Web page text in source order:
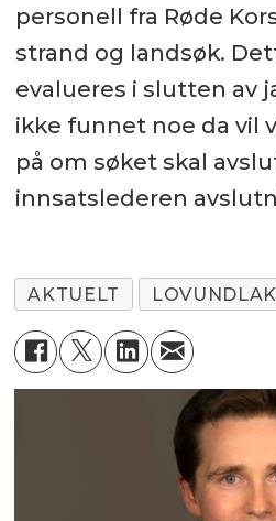
personell fra Røde
strand og landsøk.
evalueres i slutten av
ikke funnet noe da vil
på om søket skal
innsatslederen
AKTUELT